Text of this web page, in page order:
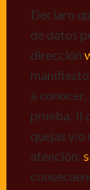
datos
Declaro
de datos
dirección
a
prueba: i)
quejas y/o
atención: